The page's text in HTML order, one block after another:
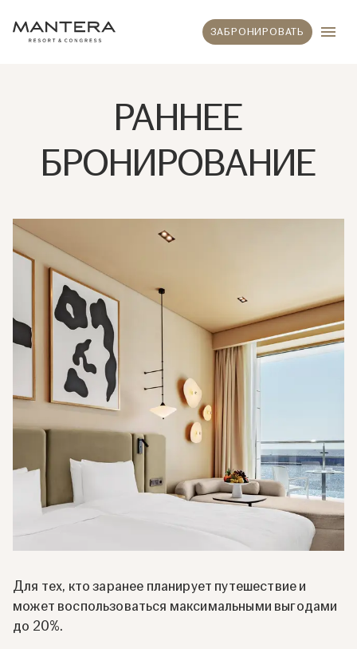
ЗАБРОНИРОВАТЬ
РАННЕЕ
БРОНИРОВАНИЕ
Для тех, кто заранее планирует путешествие и
может воспользоваться максимальными выгодами
до 20%.